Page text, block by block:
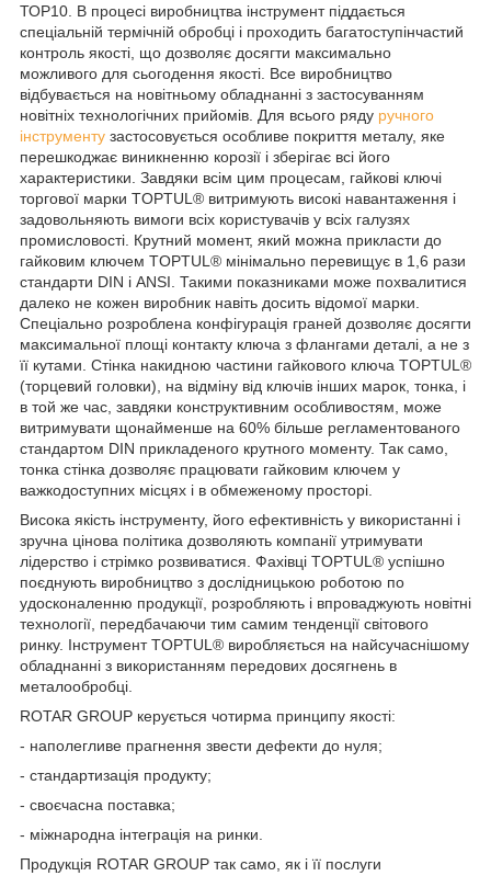
ТОР10. В процесі виробництва інструмент піддається
спеціальній термічній обробці і проходить багатоступінчастий
контроль якості, що дозволяє досягти максимально
можливого для сьогодення якості. Все виробництво
відбувається на новітньому обладнанні з застосуванням
новітніх технологічних прийомів. Для всього ряду ручного
інструменту застосовується особливе покриття металу, яке
перешкоджає виникненню корозії і зберігає всі його
характеристики. Завдяки всім цим процесам, гайкові ключі
торгової марки TOPTUL® витримують високі навантаження і
задовольняють вимоги всіх користувачів у всіх галузях
промисловості. Крутний момент, який можна прикласти до
гайковим ключем TOPTUL® мінімально перевищує в 1,6 рази
стандарти DIN і ANSI. Такими показниками може похвалитися
далеко не кожен виробник навіть досить відомої марки.
Спеціально розроблена конфігурація граней дозволяє досягти
максимальної площі контакту ключа з флангами деталі, а не з
її кутами. Стінка накидною частини гайкового ключа TOPTUL®
(торцевий головки), на відміну від ключів інших марок, тонка, і
в той же час, завдяки конструктивним особливостям, може
витримувати щонайменше на 60% більше регламентованого
стандартом DIN прикладеного крутного моменту. Так само,
тонка стінка дозволяє працювати гайковим ключем у
важкодоступних місцях і в обмеженому просторі.
Висока якість інструменту, його ефективність у використанні і
зручна цінова політика дозволяють компанії утримувати
лідерство і стрімко розвиватися. Фахівці TOPTUL® успішно
поєднують виробництво з дослідницькою роботою по
удосконаленню продукції, розробляють і впроваджують новітні
технології, передбачаючи тим самим тенденції світового
ринку. Інструмент TOPTUL® виробляється на найсучаснішому
обладнанні з використанням передових досягнень в
металообробці.
ROTAR GROUP керується чотирма принципу якості:
- наполегливе прагнення звести дефекти до нуля;
- стандартизація продукту;
- своєчасна поставка;
- міжнародна інтеграція на ринки.
Продукція ROTAR GROUP так само, як і її послуги